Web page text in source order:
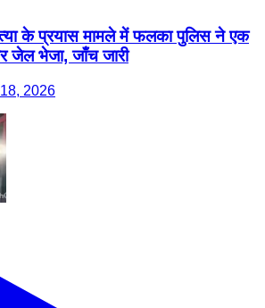
के प्रयास मामले में फलका पुलिस ने एक
जेल भेजा, जाँच जारी
2026